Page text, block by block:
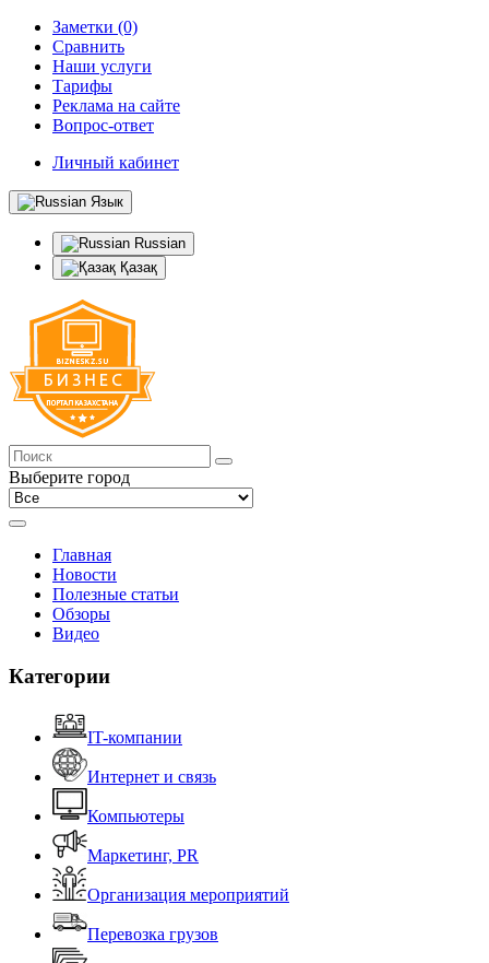
Заметки (0)
Сравнить
Наши услуги
Тарифы
Реклама на сайте
Вопрос-ответ
Личный кабинет
Язык
Russian
Қазақ
Выберите город
Главная
Новости
Полезные статьи
Обзоры
Видео
Категории
IT-компании
Интернет и связь
Компьютеры
Маркетинг, PR
Организация мероприятий
Перевозка грузов